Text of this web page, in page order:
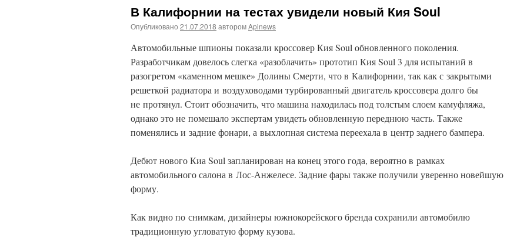
В Калифорнии на тестах увидели новый Кия Soul‍
Опубликовано 21.07.2018 авторомApinews
Автомобильные шпионы показали кроссовер Кия Soul обновленного поколения.
Разработчикам довелось слегка «разоблачить» прототип Кия Soul 3 для испытаний в
разогретом «каменном мешке» Долины Смерти, что в Калифорнии, так как с закрытыми
решеткой радиатора и воздуховодами турбированный двигатель кроссовера долго бы
не протянул. Стоит обозначить, что машина находилась под толстым слоем камуфляжа,
однако это не помешало экспертам увидеть обновленную переднюю часть. Также
поменялись и задние фонари, а выхлопная система переехала в центр заднего бампера.
Дебют нового Киа Soul запланирован на конец этого года, вероятно в рамках
автомобильного салона в Лос-Анжелесе. Задние фары также получили уверенно новейшую
форму.
Как видно по снимкам, дизайнеры южнокорейского бренда сохранили автомобилю
традиционную угловатую форму кузова.